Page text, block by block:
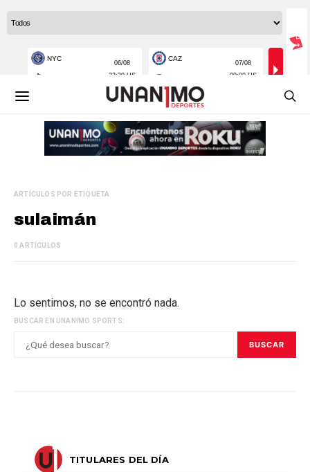
ARTÍCULOS POR ETIQUETA
sulaimán
0 ARTÍCULOS
Lo sentimos, no se encontró nada.
BUSCAR EN UNANIMO SPORTS:
BUSCAR
TITULARES DEL DÍA